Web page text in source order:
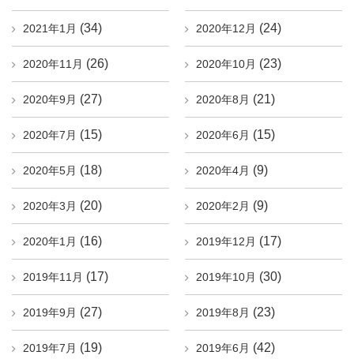
2021年1月 (34) 2020年12月 (24)
2020年11月 (26) 2020年10月 (23)
2020年9月 (27) 2020年8月 (21)
2020年7月 (15) 2020年6月 (15)
2020年5月 (18) 2020年4月 (9)
2020年3月 (20) 2020年2月 (9)
2020年1月 (16) 2019年12月 (17)
2019年11月 (17) 2019年10月 (30)
2019年9月 (27) 2019年8月 (23)
2019年7月 (19) 2019年6月 (42)